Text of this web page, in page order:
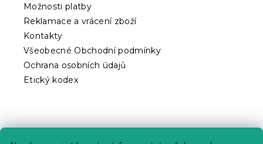
Možnosti platby
Reklamace a vrácení zboží
Kontakty
Všeobecné Obchodní podmínky
Ochrana osobních údajů
Etický kodex